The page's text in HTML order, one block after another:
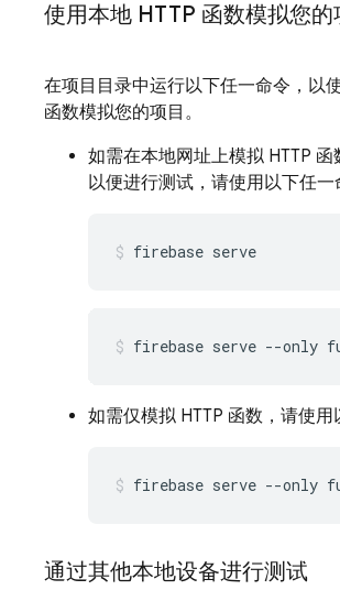
使用本地 HTTP 函数模拟您的
在项目目录中运行以下任一命令，以
函数模拟您的项目。
如需在本地网址上模拟 HTTP 函
以便进行测试，请使用以下任一
firebase serve
firebase serve --only
如需仅模拟 HTTP 函数，请使用
firebase serve --only
通过其他本地设备进行测试